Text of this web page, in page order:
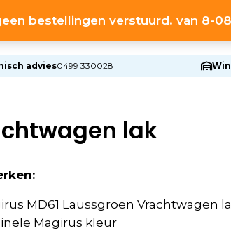
bestellingen verstuurd. van 8-
HOME
advies0499 330028
lak
MD61 Laussgroen Vrachtwagen
Magirus kleur